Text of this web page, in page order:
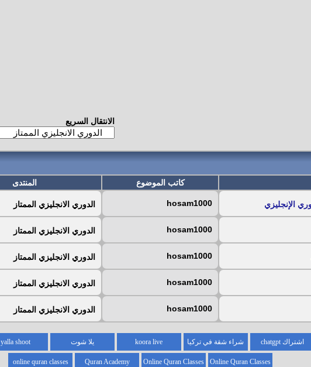
الانتقال السريع
كاتب الموضوع المنتدى
hosam1000 الدوري الانجليزي الممتاز
hosam1000 الدوري الانجليزي الممتاز
hosam1000 الدوري الانجليزي الممتاز
hosam1000 الدوري الانجليزي الممتاز
hosam1000 الدوري الانجليزي الممتاز
اشتراك chatgpt شراء شقة في تركيا koora live يلا شوت yalla shoot
Online Quran Classes
Online Quran Classes
Quran Academy
online quran classes